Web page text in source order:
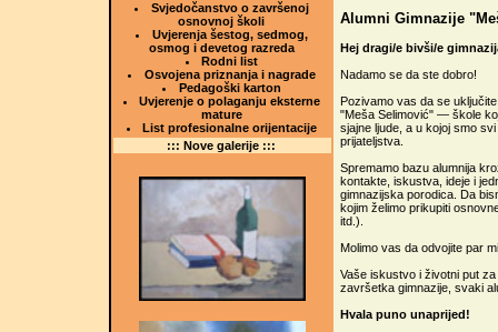
Svjedočanstvo o završenoj
osnovnoj školi
Uvjerenja šestog, sedmog,
osmog i devetog razreda
Rodni list
Osvojena priznanja i nagrade
Pedagoški karton
Uvjerenje o polaganju eksterne
mature
List profesionalne orijentacije
::: Nove galerije :::
Alumni Gimnazije
Hej dragi/e bivši/e
Nadamo se da ste dobro!
Pozivamo vas da se
"Meša Selimović" — škole
sjajne ljude, a u kojoj smo
prijateljstva.
Spremamo bazu alumnija
kontakte, iskustva, ideje i
gimnazijska porodica. Da
kojim želimo prikupiti
itd.).
Molimo vas da odvojite par
Vaše iskustvo i životni put
završetka gimnazije, svaki
Hvala puno unaprijed!